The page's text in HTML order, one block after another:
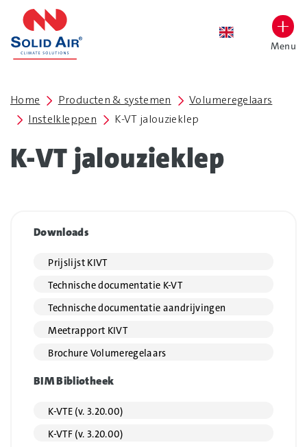
overslaan
Menu
Home Producten & systemen
Volumeregelaars
Instelkleppen
K-VT jalouzieklep
K-VT jalouzieklep
Downloads
Prijslijst KIVT
Technische documentatie K-VT
Technische documentatie aandrijvingen
Meetrapport KIVT
Brochure Volumeregelaars
BIM Bibliotheek
K-VTE (v. 3.20.00)
K-VTF (v. 3.20.00)